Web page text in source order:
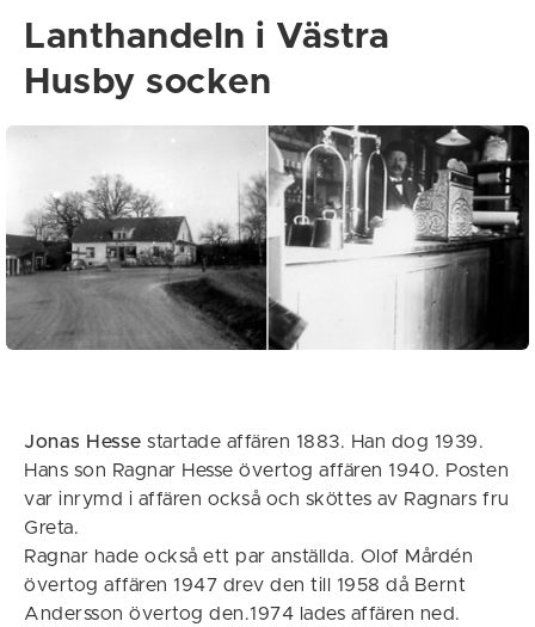
Lanthandeln i Västra
Husby socken
Jonas Hesse startade affären 1883. Han dog 1939.
Hans son Ragnar Hesse övertog affären 1940. Posten
var inrymd i affären också och sköttes av Ragnars fru
Greta.
Ragnar hade också ett par anställda. Olof Mårdén
övertog affären 1947 drev den till 1958 då Bernt
Andersson övertog den.1974 lades affären ned.